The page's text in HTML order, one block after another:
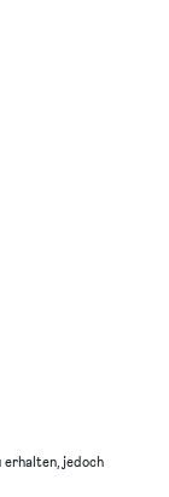
erhalten, jedoch